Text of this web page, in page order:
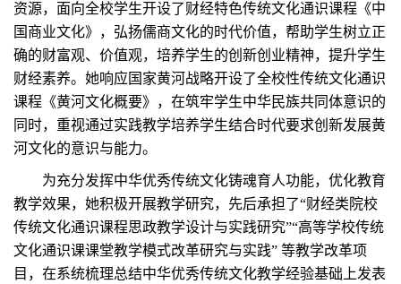
资源，面向全校学生开设了财经特色传统文化通识课程《中
国商业文化》，弘扬儒商文化的时代价值，帮助学生树立正
确的财富观、价值观，培养学生的创新创业精神，提升学生
财经素养。她响应国家黄河战略开设了全校性传统文化通识
课程《黄河文化概要》，在筑牢学生中华民族共同体意识的
同时，重视通过实践教学培养学生结合时代要求创新发展黄
河文化的意识与能力。
为充分发挥中华优秀传统文化铸魂育人功能，优化教育
教学效果，她积极开展教学研究，先后承担了“财经类院校
传统文化通识课程思政教学设计与实践研究”“高等学校传统
文化通识课课堂教学模式改革研究与实践” 等教学改革项
目，在系统梳理总结中华优秀传统文化教学经验基础上发表